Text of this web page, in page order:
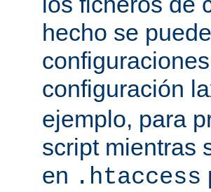
hecho se
configuración
ejemplo, para
script mientras
en .htaccess